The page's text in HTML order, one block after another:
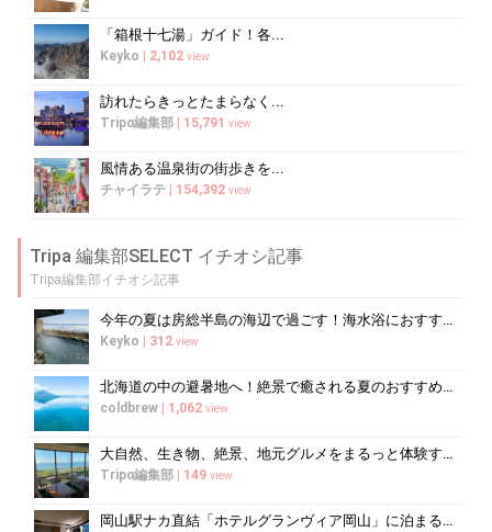
「箱根十七湯」ガイド！各...
Keyko 2,102 view
訪れたらきっとたまらなく...
Tripα編集部 15,791 view
風情ある温泉街の街歩きを...
チャイラテ 154,392 view
Tripa 編集部SELECT イチオシ記事
Tripa編集部イチオシ記事
今年の夏は房総半島の海辺で過ごす！海水浴におすすめの宿10選
Keyko 312 view
北海道の中の避暑地へ！絶景で癒される夏のおすすめスポット10選
coldbrew 1,062 view
大自然、生き物、絶景、地元グルメをまるっと体験する「湘南西エリア」
Tripα編集部 149 view
岡山駅ナカ直結「ホテルグランヴィア岡山」に泊まるべき5つの理由